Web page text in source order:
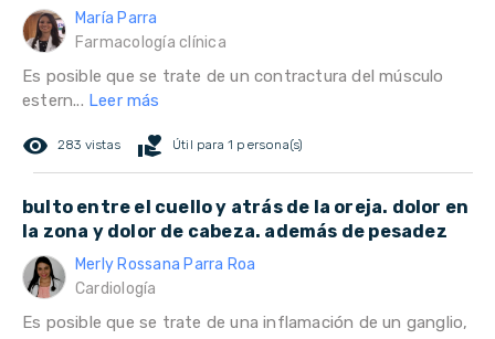
María Parra
Farmacología clínica
Es posible que se trate de un contractura del músculo
estern... Leer más
remove_red_eye 283 vistas volunteer_activism Útil para 1 persona(s)
bulto entre el cuello y atrás de la oreja. dolor en
la zona y dolor de cabeza. además de pesadez
Merly Rossana Parra Roa
Cardiología
Es posible que se trate de una inflamación de un ganglio,